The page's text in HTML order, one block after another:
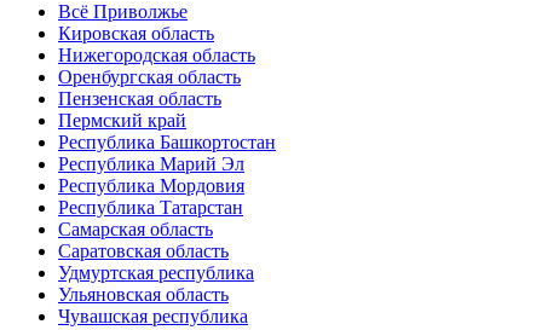
Всё Приволжье
Кировская область
Нижегородская область
Оренбургская область
Пензенская область
Пермский край
Республика Башкортостан
Республика Марий Эл
Республика Мордовия
Республика Татарстан
Самарская область
Саратовская область
Удмуртская республика
Ульяновская область
Чувашская республика